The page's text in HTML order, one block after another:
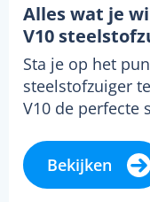
Alles wat je
V10
Sta je op het
steelstofzuiger
V10 de perfecte
Bekijken